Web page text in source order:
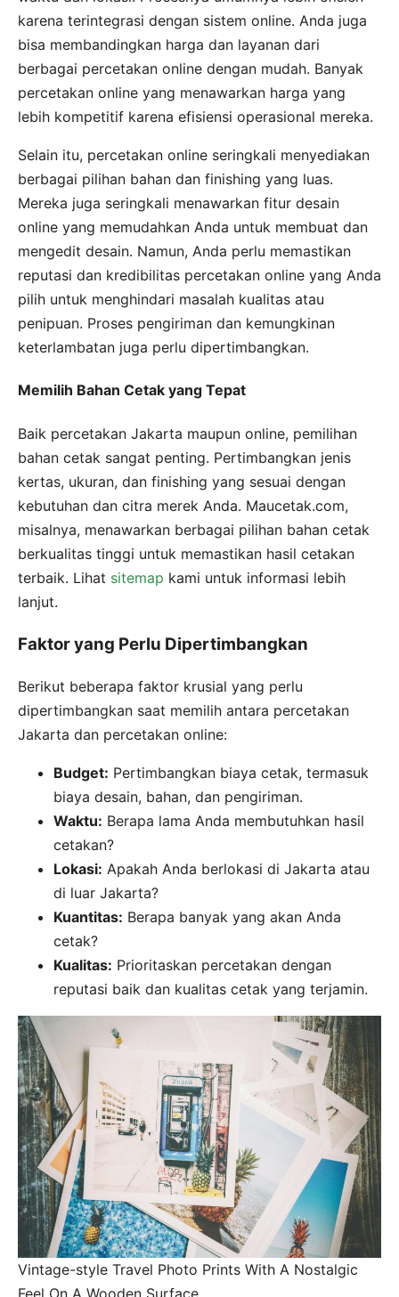
karena terintegrasi dengan sistem online. Anda juga
bisa membandingkan harga dan layanan dari
berbagai percetakan online dengan mudah. Banyak
percetakan online yang menawarkan harga yang
lebih kompetitif karena efisiensi operasional mereka.
Selain itu, percetakan online seringkali menyediakan
berbagai pilihan bahan dan finishing yang luas.
Mereka juga seringkali menawarkan fitur desain
online yang memudahkan Anda untuk membuat dan
mengedit desain. Namun, Anda perlu memastikan
reputasi dan kredibilitas percetakan online yang Anda
pilih untuk menghindari masalah kualitas atau
penipuan. Proses pengiriman dan kemungkinan
keterlambatan juga perlu dipertimbangkan.
Memilih Bahan Cetak yang Tepat
Baik percetakan Jakarta maupun online, pemilihan
bahan cetak sangat penting. Pertimbangkan jenis
kertas, ukuran, dan finishing yang sesuai dengan
kebutuhan dan citra merek Anda. Maucetak.com,
misalnya, menawarkan berbagai pilihan bahan cetak
berkualitas tinggi untuk memastikan hasil cetakan
terbaik. Lihat sitemap kami untuk informasi lebih
lanjut.
Faktor yang Perlu Dipertimbangkan
Berikut beberapa faktor krusial yang perlu
dipertimbangkan saat memilih antara percetakan
Jakarta dan percetakan online:
Budget: Pertimbangkan biaya cetak, termasuk
biaya desain, bahan, dan pengiriman.
Waktu: Berapa lama Anda membutuhkan hasil
cetakan?
Lokasi: Apakah Anda berlokasi di Jakarta atau
di luar Jakarta?
Kuantitas: Berapa banyak yang akan Anda
cetak?
Kualitas: Prioritaskan percetakan dengan
reputasi baik dan kualitas cetak yang terjamin.
Vintage-style Travel Photo Prints With A Nostalgic
Feel On A Wooden Surface.